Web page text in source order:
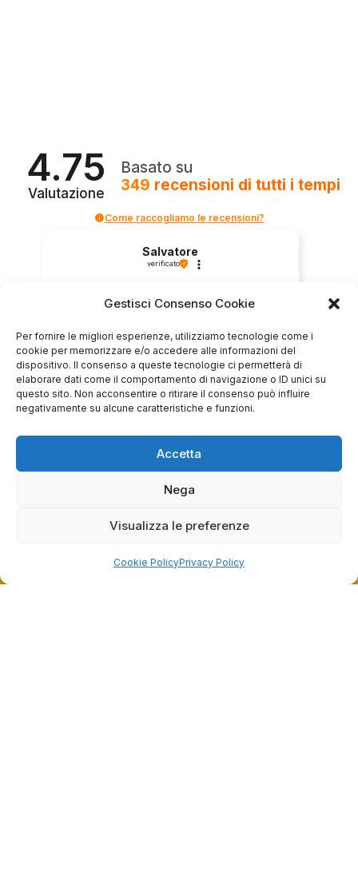
Gestisci Consenso Cookie
Per fornire le migliori esperienze, utilizziamo tecnologie come i
cookie per memorizzare e/o accedere alle informazioni del
dispositivo. Il consenso a queste tecnologie ci permetterà di
elaborare dati come il comportamento di navigazione o ID unici su
questo sito. Non acconsentire o ritirare il consenso può influire
negativamente su alcune caratteristiche e funzioni.
Accetta
Nega
Visualizza le preferenze
Cookie PolicyPrivacy Policy
4.75
Valutazione
Basato su
349 recensioni di tutti i tempi
Come raccogliamo le recensioni?
Commento del venditore
Grazie per le tue belle parole! Siamo lieti che
fornire il servizio giusto a clienti così fantastici.
Salvatore
verificato
0 0
questa settimana
raccolte e verificate da